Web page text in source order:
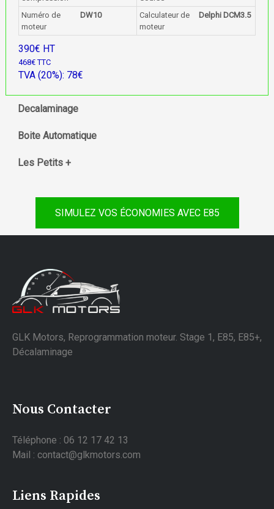
Numéro de
moteur
DW10
Calculateur de
moteur
Delphi DCM3.5
390€ HT
468€ TTC
TVA (20%): 78€
Decalaminage
Boite Automatique
Les Petits +
SIMULEZ VOS ÉCONOMIES AVEC E85
GLK Motors, Reprogrammation moteur. Stage 1, E85, E85+,
Décalaminage
Nous Contacter
Téléphone : 06 12 17 42 13
Mail : contact@glkmotors.com
Liens Rapides